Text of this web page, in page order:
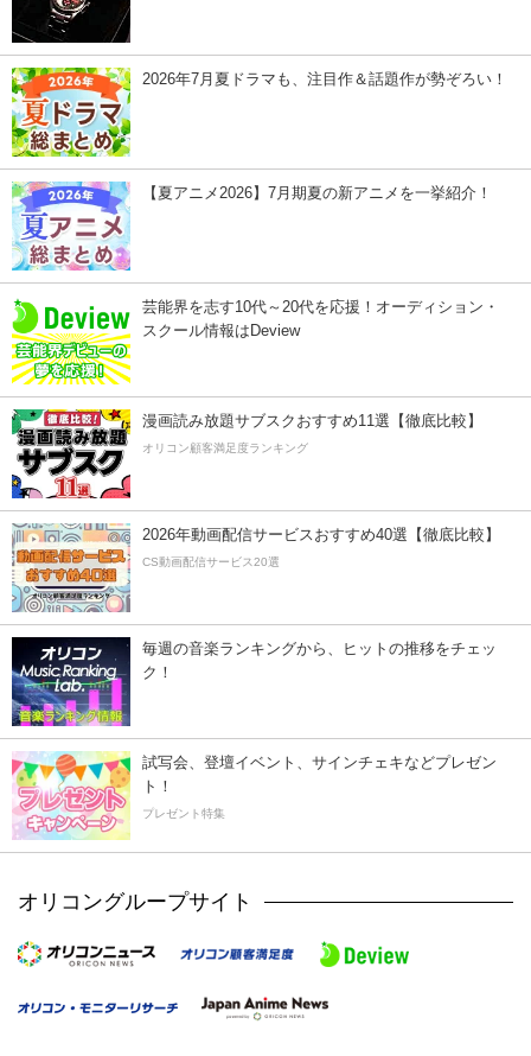
2026年7月夏ドラマも、注目作＆話題作が勢ぞろい！
【夏アニメ2026】7月期夏の新アニメを一挙紹介！
芸能界を志す10代～20代を応援！オーディション・
スクール情報はDeview
漫画読み放題サブスクおすすめ11選【徹底比較】
オリコン顧客満足度ランキング
2026年動画配信サービスおすすめ40選【徹底比較】
CS動画配信サービス20選
毎週の音楽ランキングから、ヒットの推移をチェッ
ク！
試写会、登壇イベント、サインチェキなどプレゼン
ト！
プレゼント特集
オリコングループサイト